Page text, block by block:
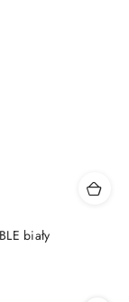
biały